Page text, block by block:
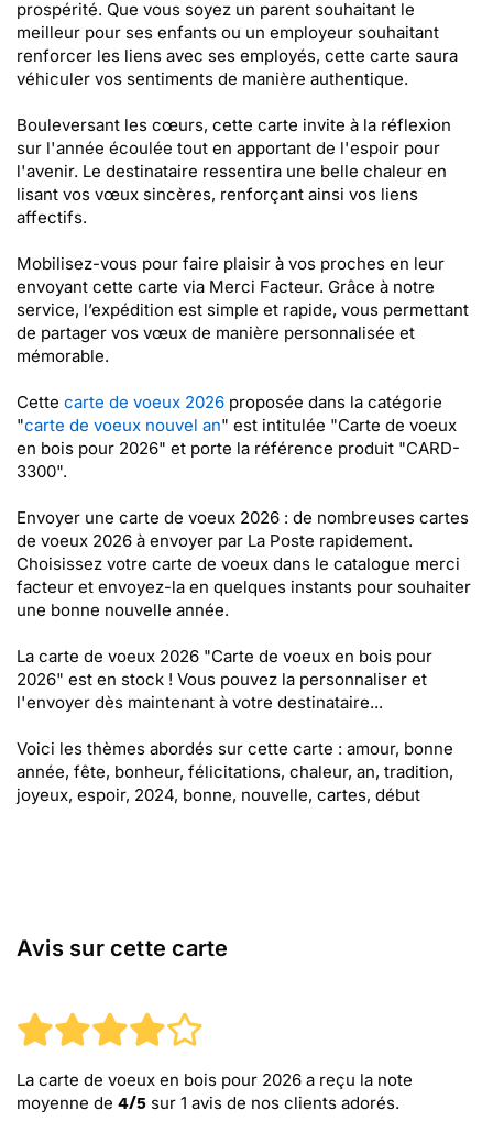
prospérité. Que vous soyez un parent souhaitant le
meilleur pour ses enfants ou un employeur souhaitant
renforcer les liens avec ses employés, cette carte saura
véhiculer vos sentiments de manière authentique.
Bouleversant les cœurs, cette carte invite à la réflexion
sur l'année écoulée tout en apportant de l'espoir pour
l'avenir. Le destinataire ressentira une belle chaleur en
lisant vos vœux sincères, renforçant ainsi vos liens
affectifs.
Mobilisez-vous pour faire plaisir à vos proches en leur
envoyant cette carte via Merci Facteur. Grâce à notre
service, l’expédition est simple et rapide, vous permettant
de partager vos vœux de manière personnalisée et
mémorable.
Cette carte de voeux 2026 proposée dans la catégorie
"carte de voeux nouvel an" est intitulée "Carte de voeux
en bois pour 2026" et porte la référence produit "CARD-
3300".
Envoyer une carte de voeux 2026 : de nombreuses cartes
de voeux 2026 à envoyer par La Poste rapidement.
Choisissez votre carte de voeux dans le catalogue merci
facteur et envoyez-la en quelques instants pour souhaiter
une bonne nouvelle année.
La carte de voeux 2026 "Carte de voeux en bois pour
2026" est en stock ! Vous pouvez la personnaliser et
l'envoyer dès maintenant à votre destinataire...
Voici les thèmes abordés sur cette carte : amour, bonne
année, fête, bonheur, félicitations, chaleur, an, tradition,
joyeux, espoir, 2024, bonne, nouvelle, cartes, début
Avis sur cette carte
La carte de voeux en bois pour 2026 a reçu la note
moyenne de 4/5 sur 1 avis de nos clients adorés.